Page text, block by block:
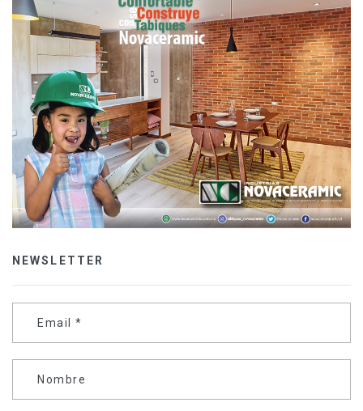
NEWSLETTER
Email *
Nombre